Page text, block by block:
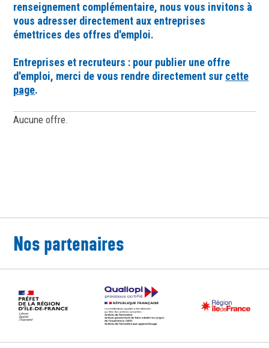
renseignement complémentaire, nous vous invitons à
vous adresser directement aux entreprises
émettrices des offres d'emploi.
Entreprises et recruteurs : pour publier une offre
d'emploi, merci de vous rendre directement sur cette
page.
Aucune offre.
Nos partenaires